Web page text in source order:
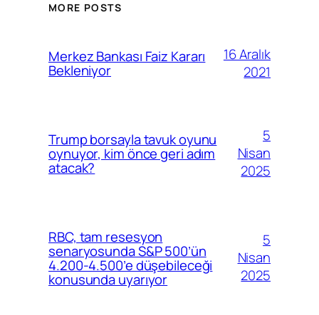
MORE POSTS
Merkez Bankası Faiz Kararı
Bekleniyor
16 Aralık
2021
Trump borsayla tavuk oyunu
oynuyor, kim önce geri adım
atacak?
5
Nisan
2025
RBC, tam resesyon
senaryosunda S&P 500’ün
4.200-4.500’e düşebileceği
konusunda uyarıyor
5
Nisan
2025